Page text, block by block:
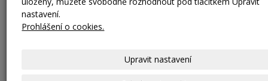
Laserové značení
označení KEG sudů textem nebo logem vaší společnosti.
nastavení.
Prohlášení o cookies.
Upravit nastavení